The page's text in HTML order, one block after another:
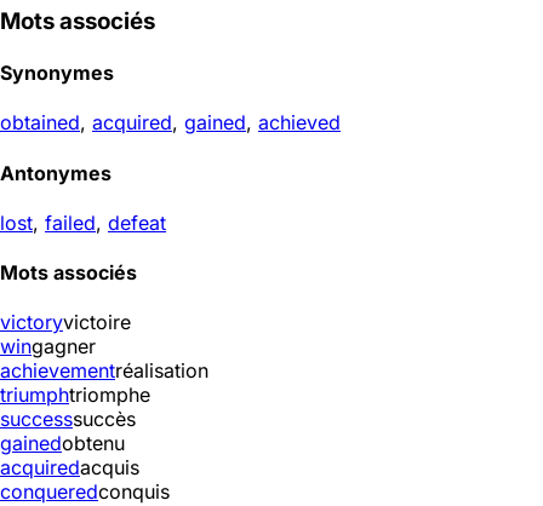
Mots associés
Synonymes
obtained, acquired, gained, achieved
Antonymes
lost, failed, defeat
Mots associés
victoryvictoire
wingagner
achievementréalisation
triumphtriomphe
successsuccès
gainedobtenu
acquiredacquis
conqueredconquis